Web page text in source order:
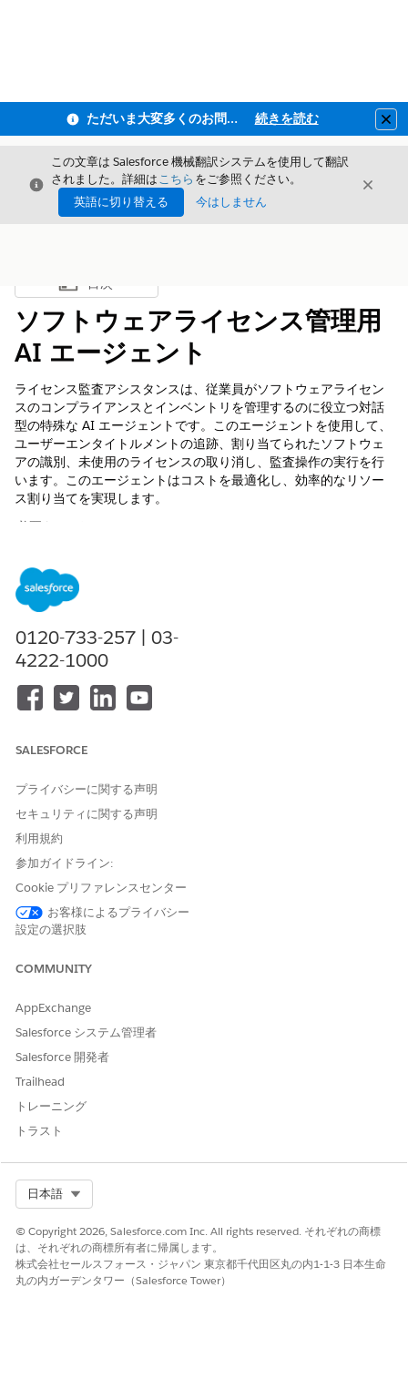
ただいま大変多くのお問い合わせをいただいており、ご連絡までにお時間を頂戴しております 続きを読む
閉じる
この文章は Salesforce 機械翻訳システムを使用して翻訳
されました。詳細はこちら をご参照ください。
英語に切り替える
今はしません
閉じる
目次を表示
目次
ソフトウェアライセンス管理用
AI エージェント
ライセンス監査アシスタンスは、従業員がソフトウェアライセン
スのコンプライアンスとインベントリを管理するのに役立つ対話
型の特殊な AI エージェントです。このエージェントを使用して、
ユーザーエンタイトルメントの追跡、割り当てられたソフトウェ
アの識別、未使用のライセンスの取り消し、監査操作の実行を行
います。このエージェントはコストを最適化し、効率的なリソー
ス割り当てを実現します。
必要なエディション
使用可能なインターフェース: Lightning Experience
使用可能なエディション: Agentforce IT Service が付属する
Edition。
サービスカタログ項目
この専門エージェントは、自動的に次の SCI テンプレートを使用
ポートするように追加のサービスカタログ項目テンプレートを設
ソフトウェアライセンスの削除の要求
エージェントアクション
これらのアクションは、専門エージェントとの会話中に自動的に
実行されます。
ナレッジを使用して質問に回答
対象サービスカタログ項目の取得
Get Product Launch Card (商品発売カードを取得)
られたソフトウェアの取得)
例
未使用のソフトウェアライセンスの特定
シナリオ: IT マネージャーの Samantha は、次の予算サイクル
の前にコストを削減するために未使用のライセンスを特定した
いと考えています。
Samantha: Adobe ライセンスを持っているが、過去 90 日
間使用していない従業員は?
AI エージェント: ライセンス使用状況監査を代行します。
続行する前に確認するには、すべての Adobe 製品または
0120-733-257 | 03-
4222-1000
SALESFORCE
プライバシーに関する声明
セキュリティに関する声明
利用規約
参加ガイドライン:
Cookie プリファレンスセンター
お客様によるプライバシー
設定の選択肢
COMMUNITY
AppExchange
Salesforce システム管理者
Salesforce 開発者
Trailhead
トレーニング
トラスト
日本語
© Copyright 2026, Salesforce.com Inc. All rights reserved. それぞれの商標
は、それぞれの商標所有者に帰属します。
株式会社セールスフォース・ジャパン 東京都千代田区丸の内1-1-3 日本生命
丸の内ガーデンタワー（Salesforce Tower）